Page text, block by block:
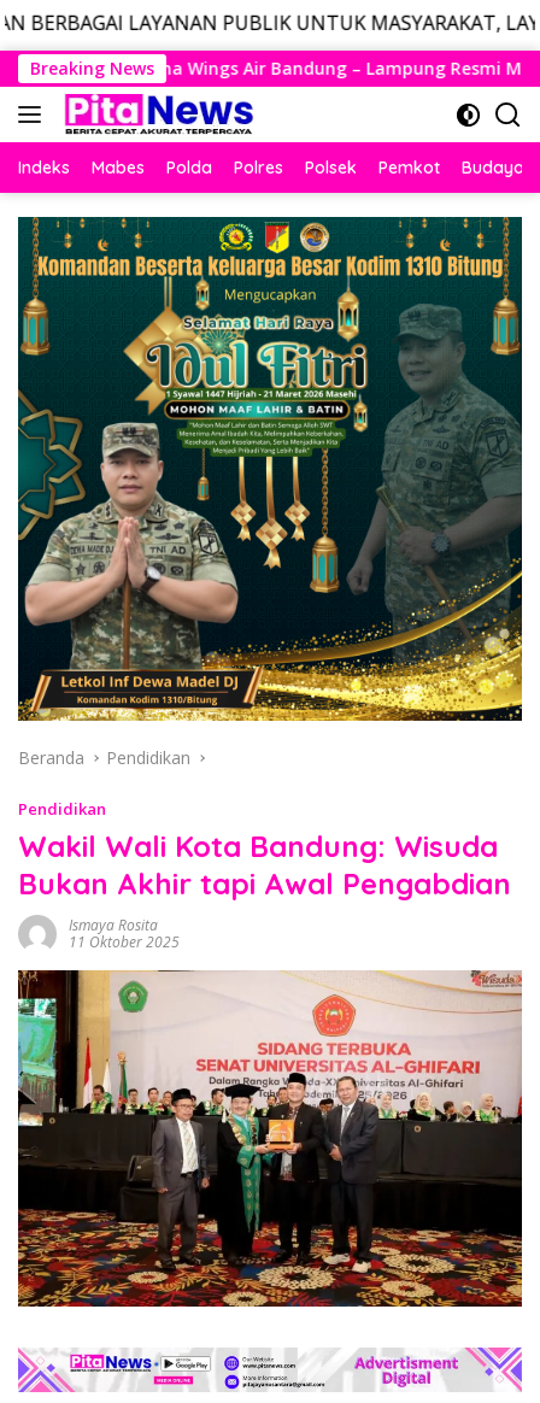
PUBLIK UNTUK MASYARAKAT, LAYANAN
Langsung
ke
konten
Breaking News
– Lampung Resmi Mengudara, Husein Kembali Layani
Indeks Mabes Polda Polres Polsek Pemkot Budaya
Beranda Pendidikan
Pendidikan
Wakil Wali Kota Bandung: Wisuda
Bukan Akhir tapi Awal Pengabdian
Ismaya Rosita
11 Oktober 2025